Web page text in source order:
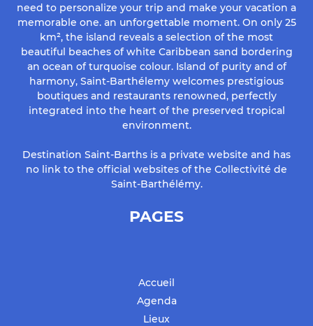
need to personalize your trip and make your vacation a
memorable one. an unforgettable moment. On only 25
km², the island reveals a selection of the most
beautiful beaches of white Caribbean sand bordering
an ocean of turquoise colour. Island of purity and of
harmony, Saint-Barthélemy welcomes prestigious
boutiques and restaurants renowned, perfectly
integrated into the heart of the preserved tropical
environment.
Destination Saint-Barths is a private website and has
no link to the official websites of the Collectivité de
Saint-Barthélémy.
PAGES
Accueil
Agenda
Lieux